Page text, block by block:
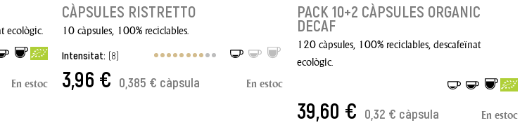
ecològic.
En estoc
CÀPSULES RISTRETTO
10 càpsules, 100% reciclables.
Intensitat: (8)
3,96 € 0,385 € càpsula En estoc
PACK 10+2 CÀPSULES ORGANIC
DECAF
120 càpsules, 100% reciclables, descafeïnat
ecològic.
39,60 € 0,32 € càpsula En estoc
AFEGIR A LA CISTELLA